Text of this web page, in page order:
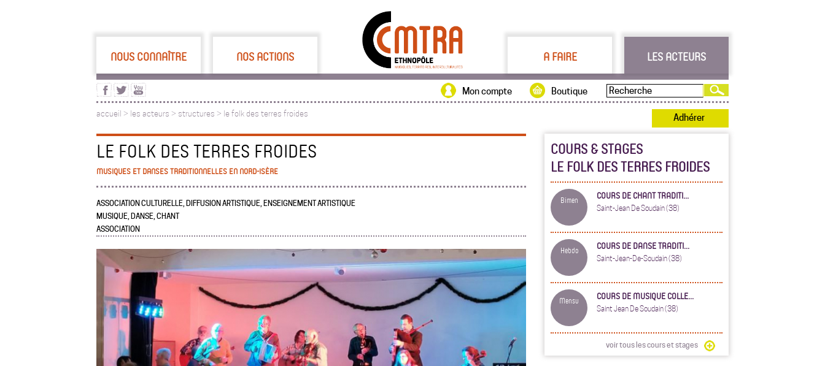
NOUS CONNAÎTRE NOS ACTIONS A FAIRE LES ACTEURS
Boutique
Mon compte
accueil > les acteurs > structures > le folk des terres froides Adhérer
LE FOLK DES TERRES FROIDES
MUSIQUES ET DANSES TRADITIONNELLES EN NORD-ISÈRE
ASSOCIATION CULTURELLE, DIFFUSION ARTISTIQUE, ENSEIGNEMENT ARTISTIQUE
MUSIQUE, DANSE, CHANT
ASSOCIATION
COURS & STAGES
LE FOLK DES TERRES FROIDES
Bimen COURS DE CHANT TRADITI...
Saint-Jean De Soudain (38)
Hebdo COURS DE DANSE TRADITI...
Saint-Jean-De-Soudain (38)
Mensu COURS DE MUSIQUE COLLE...
Saint Jean De Soudain (38)
voir tous les cours et stages